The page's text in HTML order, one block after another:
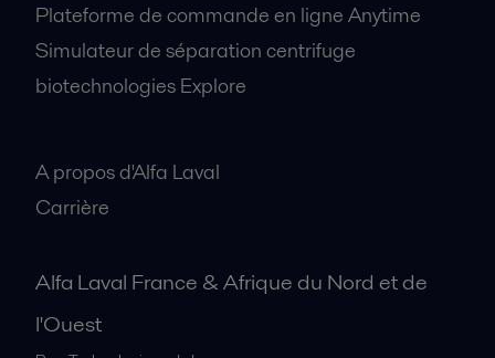
Plateforme de commande en ligne Anytime
Simulateur de séparation centrifuge
biotechnologies Explore
A propos d'Alfa Laval
Carrière
Alfa Laval France & Afrique du Nord et de
l'Ouest